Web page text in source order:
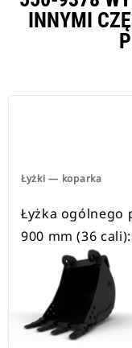
INNYMI
Łyżki — koparka
Łyżka ogólnego
900 mm (36